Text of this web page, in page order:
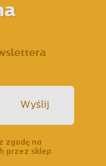
Wyślij
zgodę na
przez sklep